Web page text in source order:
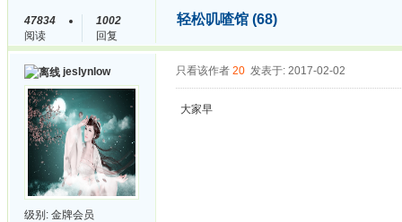
47834
阅读
1002
回复
轻松叽喳馆 (68)
jeslynlow
级别: 金牌会员
只看该作者 20 发表于: 2017-02-02
大家早